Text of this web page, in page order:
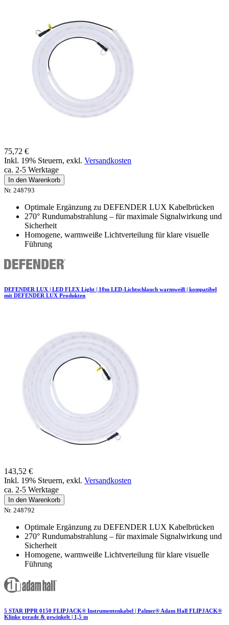
75,72 €
Inkl. 19% Steuern, exkl. Versandkosten
ca. 2-5 Werktage
In den Warenkorb
Nr. 248793
Optimale Ergänzung zu DEFENDER LUX Kabelbrücken
270° Rundumabstrahlung – für maximale Signalwirkung und
Sicherheit
Homogene, warmweiße Lichtverteilung für klare visuelle
Führung
DEFENDER LUX | LED FLEX Light | 10m LED-Lichtschlauch warmweiß | kompatibel
mit DEFENDER LUX Produkten
143,52 €
Inkl. 19% Steuern, exkl. Versandkosten
ca. 2-5 Werktage
In den Warenkorb
Nr. 248792
Optimale Ergänzung zu DEFENDER LUX Kabelbrücken
270° Rundumabstrahlung – für maximale Signalwirkung und
Sicherheit
Homogene, warmweiße Lichtverteilung für klare visuelle
Führung
5 STAR IPPR 0150 FLIPJACK® Instrumentenkabel | Palmer® Adam Hall FLIPJACK®
Klinke gerade & gewinkelt | 1,5 m